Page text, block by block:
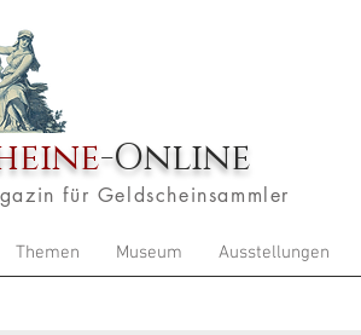
-Online
für Geldscheinsammler
Themen Museum Ausstellungen